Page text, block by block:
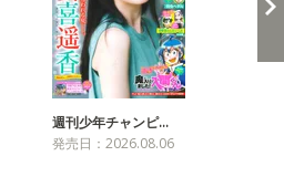
週刊少年チャンピ…
発売日：2026.08.06